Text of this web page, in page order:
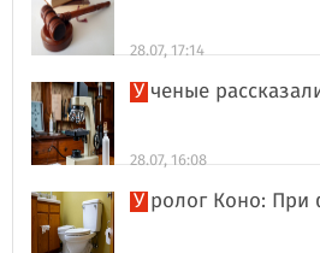
28.07, 17:14
Ученые
28.07, 16:08
Уролог Коно: